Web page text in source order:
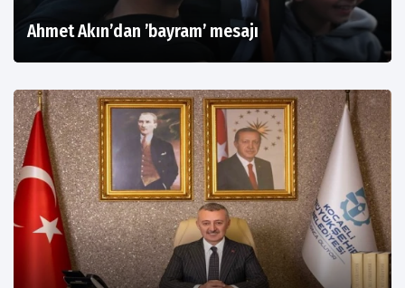
Ahmet Akın’dan ’bayram’ mesajı